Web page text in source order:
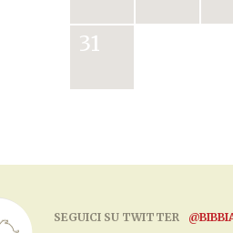
31
SEGUICI SU TWITTER